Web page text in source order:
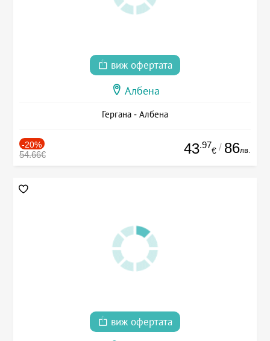
виж офертата
Албена
Гергана - Албена
-20%
54.66€ 43.97
€ / 86лв.
виж офертата